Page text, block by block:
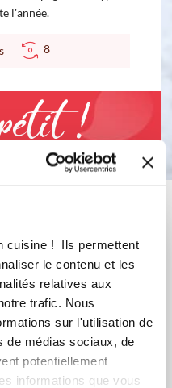
cuisine ! Ils permettent
le contenu et les
relatives aux
trafic. Nous
sur l'utilisation de
de médias sociaux, de
potentiellement
informations que vous
l'année.
s 8
!